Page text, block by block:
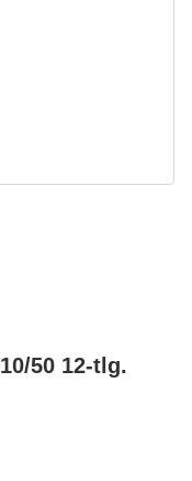
50 12-tlg.